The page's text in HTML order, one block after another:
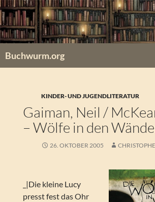
Zum
Inhalt
springen
Buchwurm.org
KINDER- UND JUGENDLITERATUR
Gaiman, Neil /
– Wölfe in den
26. OKTOBER 2005
_|Die kleine Lucy
presst fest das Ohr